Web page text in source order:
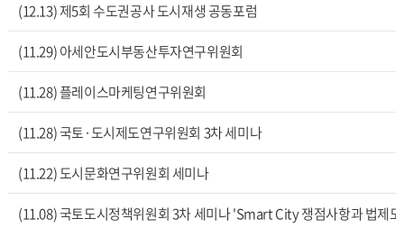
(12.13) 제5회 수도권공사 도시재생 공동포럼
(11.29) 아세안도시부동산투자연구위원회
(11.28) 플레이스마케팅연구위원회
(11.28) 국토·도시제도연구위원회 3차 세미나
(11.22) 도시문화연구위원회 세미나
(11.08) 국토도시정책위원회 3차 세미나 'Smart City 쟁점사항과 법제